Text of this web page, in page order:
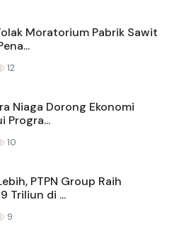
Moratorium Pabrik Sawit
12
Niaga Dorong Ekonomi
Progra...
10
PTPN Group Raih
Triliun di ...
9